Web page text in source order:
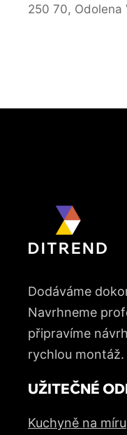
250 70, Odolena
Dodáváme
Navrhneme
připravíme
rychlou montáž.
UŽITEČNÉ
Kuchyně na míru